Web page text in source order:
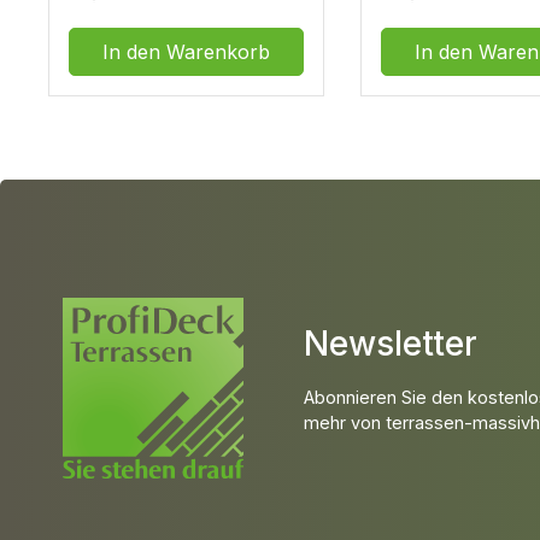
In den Warenkorb In den
Newsletter
Abonnieren Sie den
mehr von terrassen-